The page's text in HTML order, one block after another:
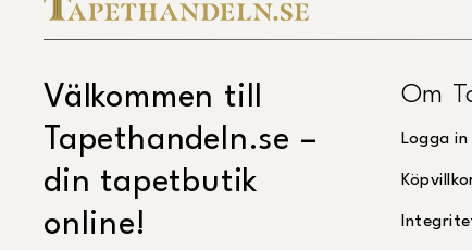
Välkommen till
Tapethandeln.se –
din tapetbutik
online!
Om
Logga